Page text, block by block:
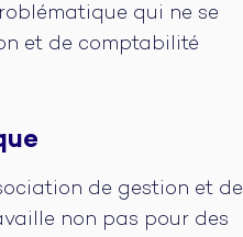
qui ne se
et de comptabilité
de gestion et de
non pas pour des